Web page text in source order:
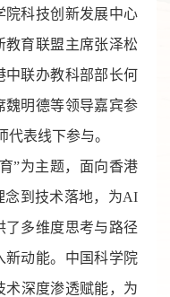
院科技创新发展中心
教育联盟主席张泽松
中联办教科部部长何
魏明德等领导嘉宾参
代表线下参与。
”为主题，面向香港
念到技术落地，为AI
了多维度思考与路径
新动能。中国科学院
术深度渗透赋能，为